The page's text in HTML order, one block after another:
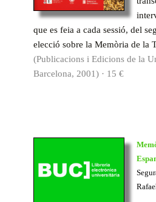
que es feia a cada sessió, del
elecció sobre la Memòria de la
(Publicacions i Edicions de la
Barcelona, 2001) · 15 €